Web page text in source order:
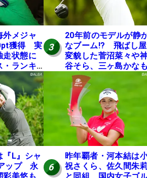
外メジャ
獲得 実
走状態に
・ランキ
3
20年前のモデルが静
なブーム!? 飛ばし
変貌した菅沼菜々や
谷そら、三ヶ島かな
使う“名器”が人気な理
由【ツアープロたち
の“飛ばしギア”】
『L』シャ
ップ 永
彩美悠も
6
昨年覇者・河本結は
祝さくら、佐久間朱
と同組 国内女子ゴ